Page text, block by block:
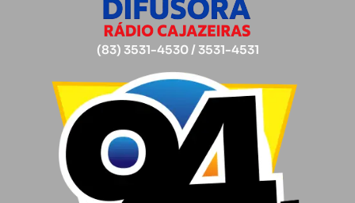
(83) 3531-4530 / 3531-4531